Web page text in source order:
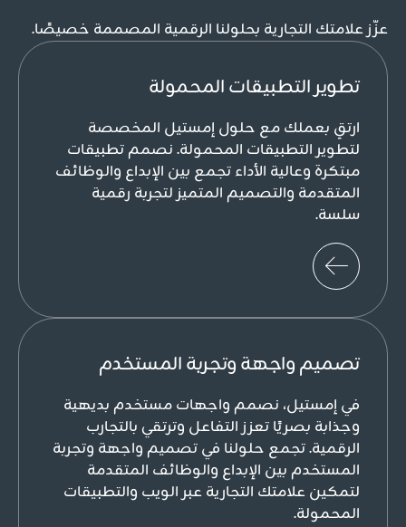
عزّز علامتك التجارية بحلولنا الرقمية المصممة خصيصًا.
تطوير التطبيقات المحمولة
ارتقِ بعملك مع حلول إمستيل المخصصة
لتطوير التطبيقات المحمولة. نصمم تطبيقات
مبتكرة وعالية الأداء تجمع بين الإبداع والوظائف
المتقدمة والتصميم المتميز لتجربة رقمية
سلسة.
تصميم واجهة وتجربة المستخدم
في إمستيل، نصمم واجهات مستخدم بديهية
وجذابة بصريًا تعزز التفاعل وترتقي بالتجارب
الرقمية. تجمع حلولنا في تصميم واجهة وتجربة
المستخدم بين الإبداع والوظائف المتقدمة
لتمكين علامتك التجارية عبر الويب والتطبيقات
المحمولة.